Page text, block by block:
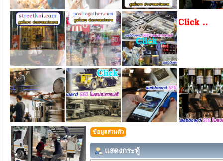
ข้อมูลส่วนตัว
แสดงกระทู้